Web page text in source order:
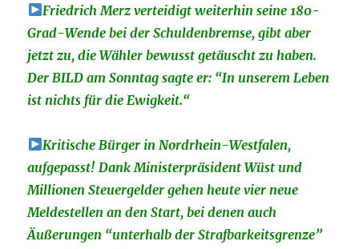
Friedrich Merz verteidigt weiterhin seine 180-
Grad-Wende bei der Schuldenbremse, gibt aber
jetzt zu, die Wähler bewusst getäuscht zu haben.
Der BILD am Sonntag sagte er: “In unserem Leben
ist nichts für die Ewigkeit.“
Kritische Bürger in Nordrhein-Westfalen,
aufgepasst! Dank Ministerpräsident Wüst und
Millionen Steuergelder gehen heute vier neue
Meldestellen an den Start, bei denen auch
Äußerungen “unterhalb der Strafbarkeitsgrenze”